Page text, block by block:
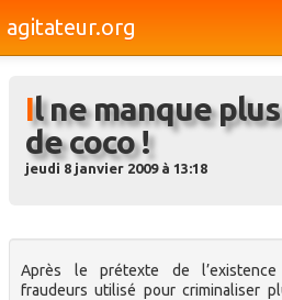
agitateur.org
Bourges & le Cher
Société
Médias
Dossiers
Il ne manque plus que les noix
de coco !
jeudi 8 janvier 2009 à 13:18
Après le prétexte de
fraudeurs utilisé pour criminaliser